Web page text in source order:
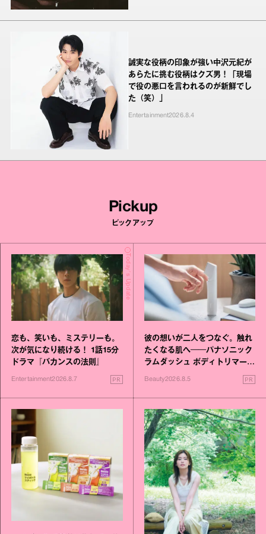
誠実な役柄の印象が強い中沢元紀が
あらたに挑む役柄はクズ男！「現場
で役の悪口を言われるのが新鮮でし
た（笑）」
Entertainment2026.8.4
Pickup
ピックアップ
Today's Update
恋も、笑いも、ミステリーも。
次が気になり続ける！ 1話15分
ドラマ『バカンスの法則』
Entertainment2026.8.7 PR
彼の想いが二人をつなぐ。触れ
たくなる肌へ──パナソニック
ラムダッシュ ボディトリマーが
Beauty2026.8.5 PR